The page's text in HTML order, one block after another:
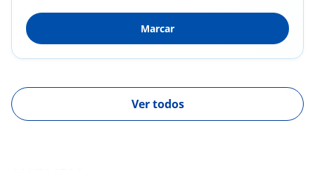
alimentos e venenos de insectos; Alergia e
hipersensibilidade a agentes químicos e
físicos; Alergias do aparelho digestivo;
Imunologia clínica; Avaliação funcional e
Marcar
Ver todos